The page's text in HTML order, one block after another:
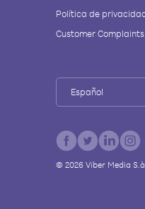
Política de
Customer
Español
© 2026Viber Media